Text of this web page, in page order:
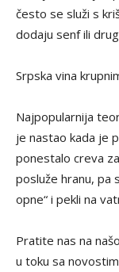
često se služi s
dodaju senf ili
Srpska vina
Najpopularnija
je nastao kada je
ponestalo creva
posluže hranu, pa
opne“ i pekli na
Pratite nas na
u toku sa